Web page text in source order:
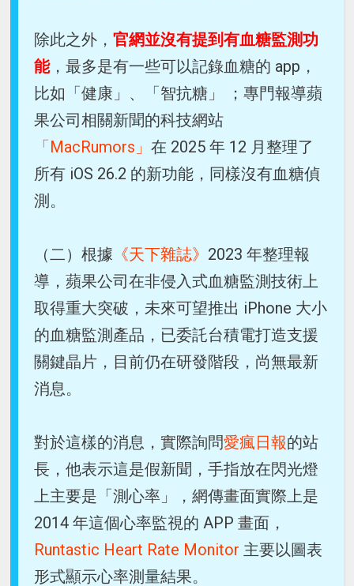
除此之外，官網並沒有提到有血糖監測功
能，最多是有一些可以記錄血糖的 app，
比如「健康」、「智抗糖」 ；專門報導蘋
果公司相關新聞的科技網站
「MacRumors」在 2025 年 12 月整理了
所有 iOS 26.2 的新功能，同樣沒有血糖偵
測。
（二）根據 《天下雜誌》 2023 年整理報
導，蘋果公司在非侵入式血糖監測技術上
取得重大突破，未來可望推出 iPhone 大小
的血糖監測產品，已委託台積電打造支援
關鍵晶片，目前仍在研發階段，尚無最新
消息。
對於這樣的消息，實際詢問愛瘋日報的站
長，他表示這是假新聞，手指放在閃光燈
上主要是「測心率」，網傳畫面實際上是
2014 年這個心率監視的 APP 畫面，
Runtastic Heart Rate Monitor 主要以圖表
形式顯示心率測量結果。